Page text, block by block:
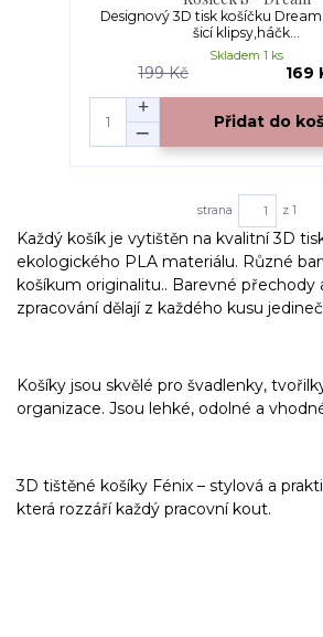
Designový 3D tisk košíčku
šicí klipsy,háčk...
199 Kč 169
Skladem 1 ks
Přidat do
strana z 1
Každý košík je vytištěn na kvalitní 3D
ekologického PLA materiálu. Různé
košíkum originalitu.. Barevné přechody
zpracování dělají z každého kusu
Košíky jsou skvělé pro švadlenky,
organizace. Jsou lehké, odolné a
3D tištěné košíky Fénix – stylová a
která rozzáří každý pracovní kout.